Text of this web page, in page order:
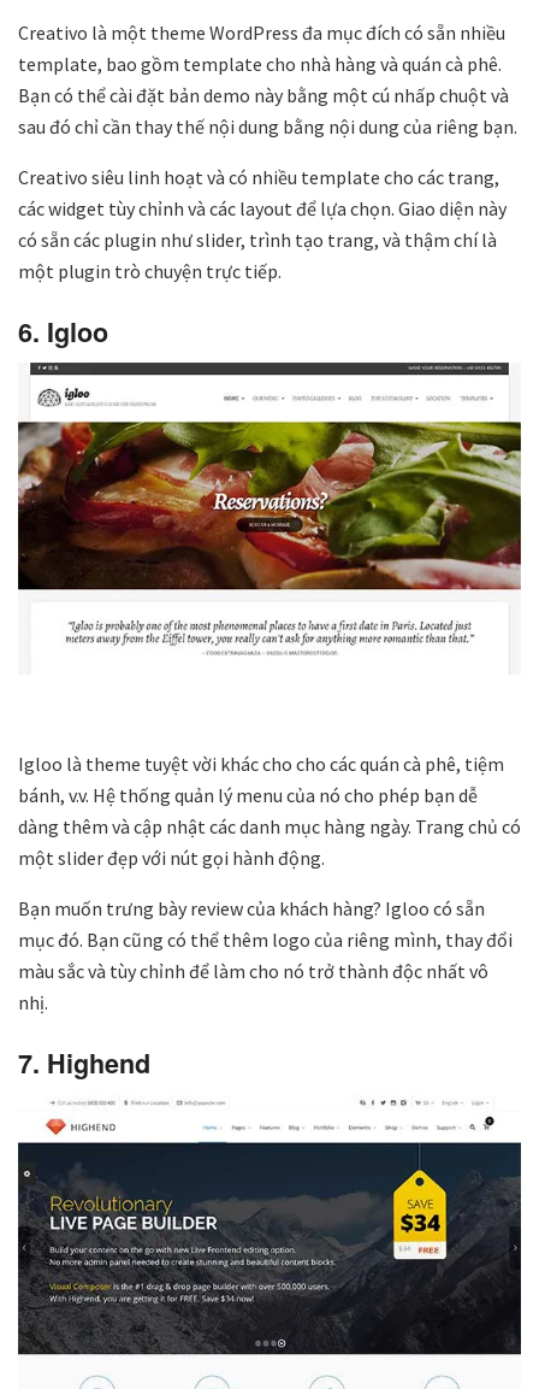
Creativo là một theme WordPress đa mục đích có sẵn nhiều
template, bao gồm template cho nhà hàng và quán cà phê.
Bạn có thể cài đặt bản demo này bằng một cú nhấp chuột và
sau đó chỉ cần thay thế nội dung bằng nội dung của riêng bạn.
Creativo siêu linh hoạt và có nhiều template cho các trang,
các widget tùy chỉnh và các layout để lựa chọn. Giao diện này
có sẵn các plugin như slider, trình tạo trang, và thậm chí là
một plugin trò chuyện trực tiếp.
6. Igloo
Igloo là theme tuyệt vời khác cho cho các quán cà phê, tiệm
bánh, v.v. Hệ thống quản lý menu của nó cho phép bạn dễ
dàng thêm và cập nhật các danh mục hàng ngày. Trang chủ có
một slider đẹp với nút gọi hành động.
Bạn muốn trưng bày review của khách hàng? Igloo có sẵn
mục đó. Bạn cũng có thể thêm logo của riêng mình, thay đổi
màu sắc và tùy chỉnh để làm cho nó trở thành độc nhất vô
nhị.
7. Highend